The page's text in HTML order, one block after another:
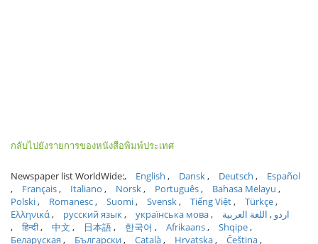
กลับไปยังรายการของหนังสือพิมพ์ประเทศ
Newspaper list WorldWide: English Dansk Deutsch
Español
Français
Italiano Norsk Português
Bahasa Melayu
Polski
Romanesc Suomi Svensk Tiếng Việt
Türkçe
Ελληνικά
русский язык українська мова اردو
اللغة العربية
हिन्दी
中文 日本語 한국어 Afrikaans
Shqipe
Беларуская
Български Català Hrvatska Čeština